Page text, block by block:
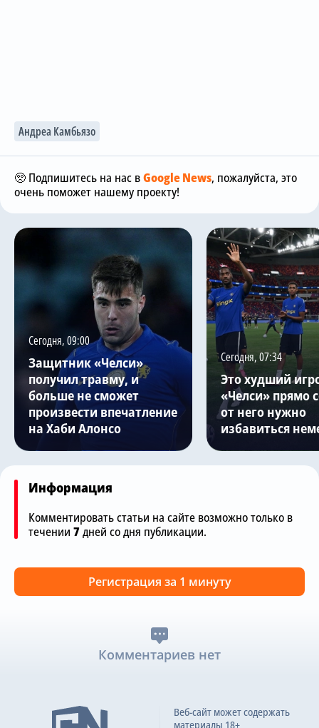
Андреа Камбьязо
🥺 Подпишитесь на нас вGoogle News, пожалуйста, это
очень поможет нашему проекту!
Сегодня, 09:00
Защитник «Челси»
получил травму, и
больше не сможет
произвести впечатление
на Хаби Алонсо
Сегодня, 07:34
Это худший
«Челси» прямо
от него нужно
избавиться
Информация
Комментировать статьи на сайте возможно только в
течении 7дней со дня публикации.
Регистрация за 1 минуту
Комментариев нет
Веб-сайт может содержать
материалы 18+